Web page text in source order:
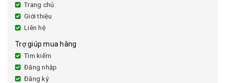
Trang chủ
Giới thiệu
Liên hệ
Trợ giúp mua hàng
Tìm kiếm
Đăng nhập
Đăng ký